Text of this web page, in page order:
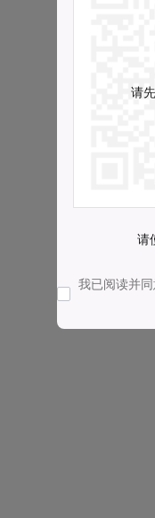
请
请
我已阅读并